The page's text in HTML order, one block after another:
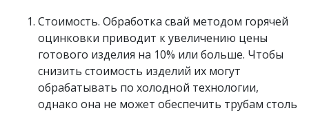
Стоимость. Обработка свай методом горячей
оцинковки приводит к увеличению цены
готового изделия на 10% или больше. Чтобы
снизить стоимость изделий их могут
обрабатывать по холодной технологии,
однако она не может обеспечить трубам столь